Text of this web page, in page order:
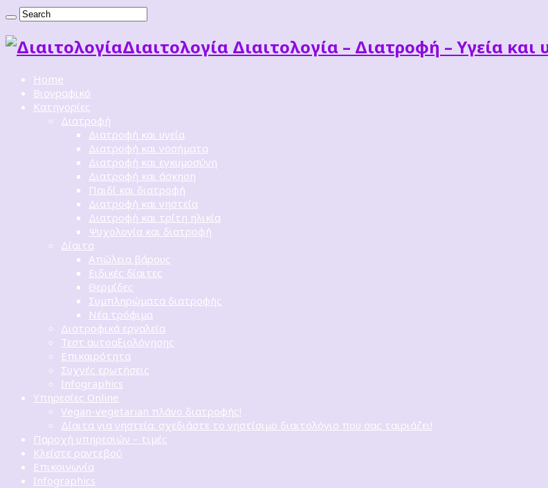
Διαιτoλογία Διαιτολογία – Διατροφή – Υγεία
Home
Βιογραφικό
Κατηγορίες
Διατροφή
Διατροφή και υγεία
Διατροφή και νοσήματα
Διατροφή και εγκυμοσύνη
Διατροφή και άσκηση
Παιδί και διατροφή
Διατροφή και νηστεία
Διατροφή και τρίτη ηλικία
Ψυχολογία και διατροφή
Δίαιτα
Απώλεια βάρους
Ειδικές δίαιτες
Θερμίδες
Συμπληρώματα διατροφής
Νέα τρόφιμα
Διατροφικά εργαλεία
Τεστ αυτοαξιολόγησης
Επικαιρότητα
Συχνές ερωτήσεις
Infographics
Υπηρεσίες Online
Vegan-vegetarian πλάνο διατροφής!
Δίαιτα για νηστεία: σχεδιάστε το νηστίσιμο διαιτολόγιο που σας ταιριάζει!
Παροχή υπηρεσιών – τιμές
Κλείστε ραντεβού
Επικοινωνία
Infographics